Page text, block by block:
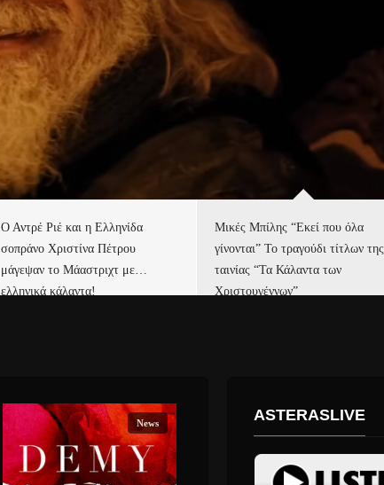
Ο Αντρέ Ριέ και η Ελληνίδα
σοπράνο Χριστίνα Πέτρου
μάγεψαν το Μάαστριχτ με…
ελληνικά κάλαντα!
Μικές Μπίλης “Εκεί που όλα
γίνονται” Το τραγούδι τίτλων της
ταινίας “Τα Κάλαντα των
Χριστουγέννων”
News ASTERASLIVE